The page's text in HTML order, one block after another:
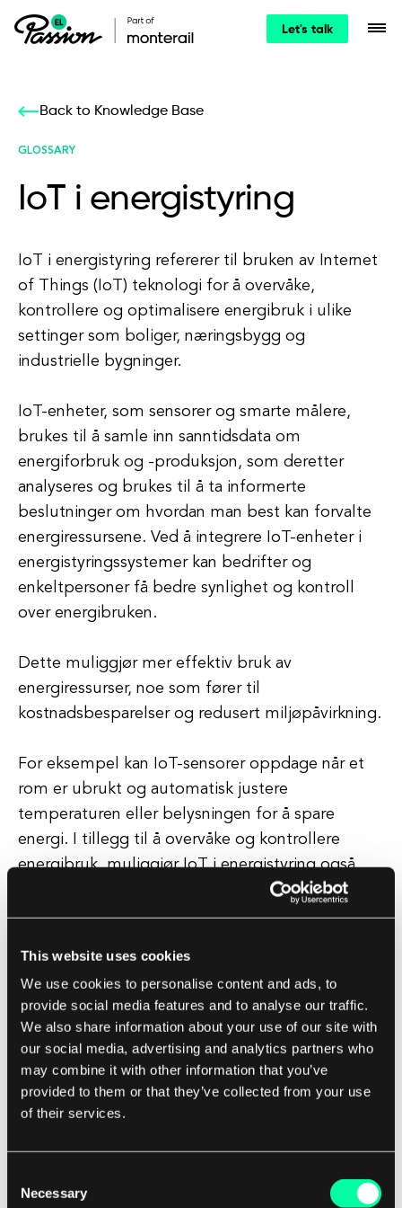
This website uses cookies
We use cookies to personalise content and ads, to
provide social media features and to analyse our traffic.
We also share information about your use of our site with
our social media, advertising and analytics partners who
may combine it with other information that you’ve
provided to them or that they’ve collected from your use
of their services.
Selection
Necessary
Let's talk
Back to Knowledge Base
GLOSSARY
IoT i energistyring
IoT i energistyring refererer til bruken av Internet
of Things (IoT) teknologi for å overvåke,
kontrollere og optimalisere energibruk i ulike
settinger som boliger, næringsbygg og
industrielle bygninger.
IoT-enheter, som sensorer og smarte målere,
brukes til å samle inn sanntidsdata om
energiforbruk og -produksjon, som deretter
analyseres og brukes til å ta informerte
beslutninger om hvordan man best kan forvalte
energiressursene. Ved å integrere IoT-enheter i
energistyringssystemer kan bedrifter og
enkeltpersoner få bedre synlighet og kontroll
over energibruken.
Dette muliggjør mer effektiv bruk av
energiressurser, noe som fører til
kostnadsbesparelser og redusert miljøpåvirkning.
For eksempel kan IoT-sensorer oppdage når et
rom er ubrukt og automatisk justere
temperaturen eller belysningen for å spare
energi. I tillegg til å overvåke og kontrollere
energibruk, muliggjør IoT i energistyring også
prediktivt vedlikehold av energisystemer.
kan potensielle problemer med energigutstyr
identifiseres før de forårsaker en nedetid, og
dermed tillate proaktivt vedlikehold og forhindre
kostbar nedetid. Alt i alt tilbyr IoT i energistyring
en helhetlig tilnærming til å optimalisere
energibruken, redusere kostnader og forbedre
bærekraft.
enkeltpersoner ta smartere beslutninger om